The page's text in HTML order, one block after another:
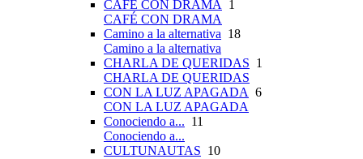
CAFÉ CON DRAMA 1
CAFÉ CON DRAMA
Camino a la alternativa 18
Camino a la alternativa
CHARLA DE QUERIDAS 1
CHARLA DE QUERIDAS
CON LA LUZ APAGADA 6
CON LA LUZ APAGADA
Conociendo a... 11
Conociendo a...
CULTUNAUTAS 10